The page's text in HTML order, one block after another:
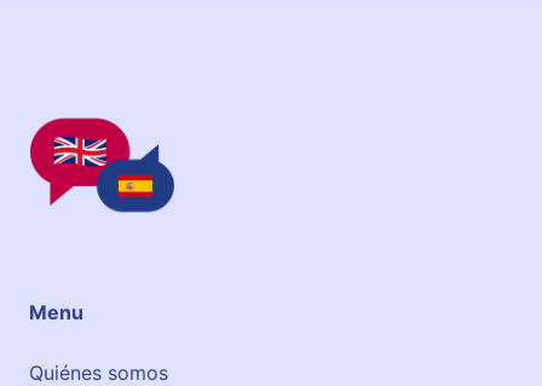
Menu
Quiénes somos